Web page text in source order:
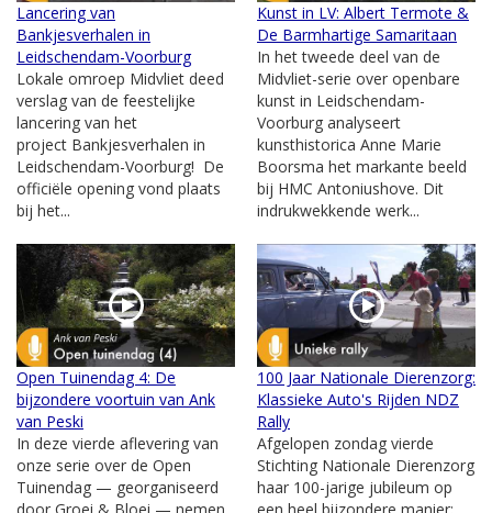
Lancering van
Bankjesverhalen in
Leidschendam-Voorburg
Lokale omroep Midvliet deed
verslag van de feestelijke
lancering van het
project Bankjesverhalen in
Leidschendam-Voorburg! De
officiële opening vond plaats
bij het...
Kunst in LV: Albert Termote &
De Barmhartige Samaritaan
In het tweede deel van de
Midvliet-serie over openbare
kunst in Leidschendam-
Voorburg analyseert
kunsthistorica Anne Marie
Boorsma het markante beeld
bij HMC Antoniushove. Dit
indrukwekkende werk...
Open Tuinendag 4: De
bijzondere voortuin van Ank
van Peski
In deze vierde aflevering van
onze serie over de Open
Tuinendag — georganiseerd
door Groei & Bloei — nemen
100 Jaar Nationale Dierenzorg:
Klassieke Auto's Rijden NDZ
Rally
Afgelopen zondag vierde
Stichting Nationale Dierenzorg
haar 100-jarige jubileum op
een heel bijzondere manier: